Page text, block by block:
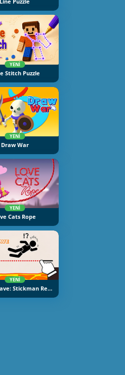
YENI
Stitch Puzzle
YENI
Draw War
YENI
Cats Rope
YENI
Draw 2 Save: Stickman Rescue